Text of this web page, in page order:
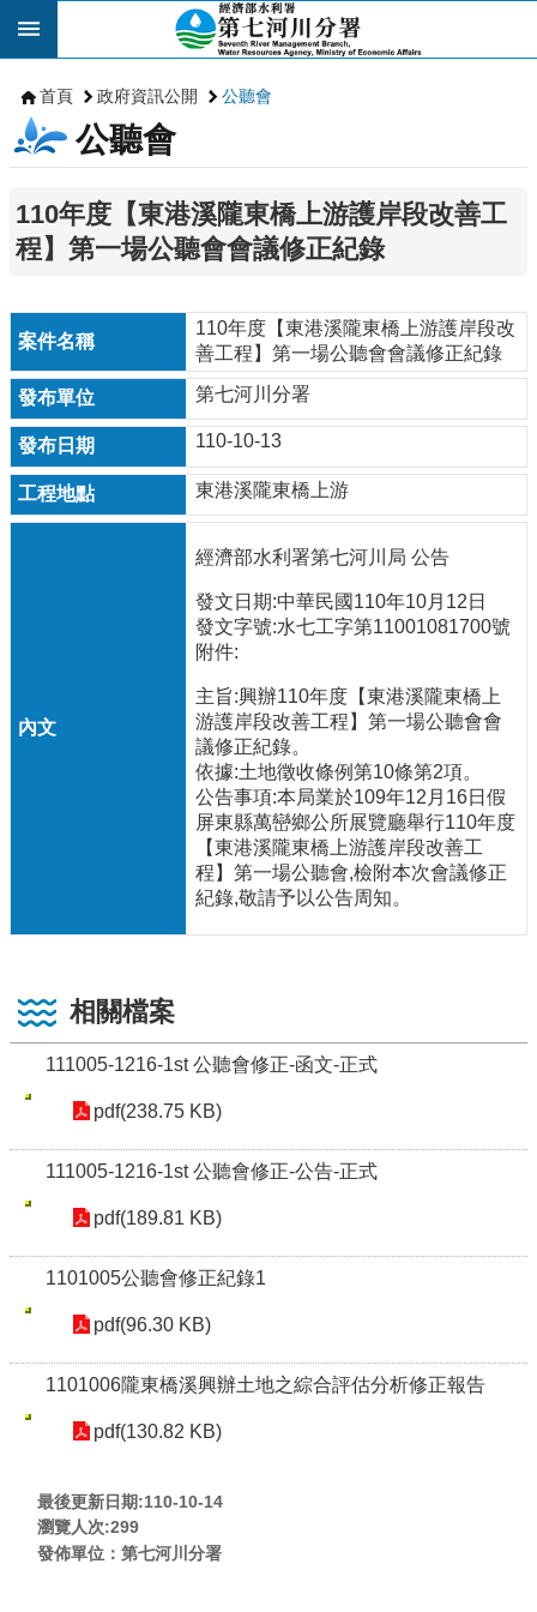
跳到主要內容區塊
首頁 政府資訊公開 公聽會
公聽會
110年度【東港溪隴東橋上游護岸段改善工
程】第一場公聽會會議修正紀錄
110年度【東港溪隴東橋上游護岸段改
善工程】第一場公聽會會議修正紀錄
第七河川分署
110-10-13
東港溪隴東橋上游
經濟部水利署第七河川局 公告
發文日期:中華民國110年10月12日
發文字號:水七工字第11001081700號
附件:
主旨:興辦110年度【東港溪隴東橋上
游護岸段改善工程】第一場公聽會會
議修正紀錄。
依據:土地徵收條例第10條第2項。
公告事項:本局業於109年12月16日假
屏東縣萬巒鄉公所展覽廳舉行110年度
【東港溪隴東橋上游護岸段改善工
程】第一場公聽會,檢附本次會議修正
紀錄,敬請予以公告周知。
相關檔案
111005-1216-1st 公聽會修正-函文-正式
pdf(238.75 KB)
111005-1216-1st 公聽會修正-公告-正式
pdf(189.81 KB)
1101005公聽會修正紀錄1
pdf(96.30 KB)
1101006隴東橋溪興辦土地之綜合評估分析修正報告
pdf(130.82 KB)
最後更新日期:110-10-14
瀏覽人次:299
發佈單位：第七河川分署